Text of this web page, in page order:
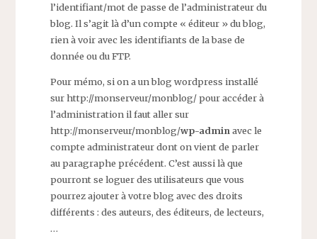
l’identifiant/mot de passe de l’administrateur du
blog. Il s’agit là d’un compte « éditeur » du blog,
rien à voir avec les identifiants de la base de
donnée ou du FTP.
Pour mémo, si on a un blog wordpress installé
sur http://monserveur/monblog/ pour accéder à
l’administration il faut aller sur
http://monserveur/monblog/wp-admin avec le
compte administrateur dont on vient de parler
au paragraphe précédent. C’est aussi là que
pourront se loguer des utilisateurs que vous
pourrez ajouter à votre blog avec des droits
différents : des auteurs, des éditeurs, de lecteurs,
…